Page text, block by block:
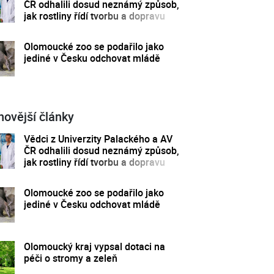
ČR odhalili dosud neznámý způsob,
jak rostliny řídí tvorbu a dopravu
Olomoucké zoo se podařilo jako
jediné v Česku odchovat mládě
články
Vědci z Univerzity Palackého a AV
ČR odhalili dosud neznámý způsob,
jak rostliny řídí tvorbu a dopravu
Olomoucké zoo se podařilo jako
jediné v Česku odchovat mládě
Olomoucký kraj vypsal dotaci na
péči o stromy a zeleň